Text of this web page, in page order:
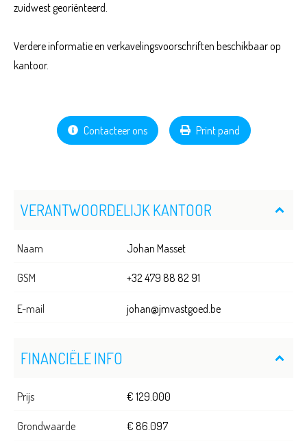
zuidwest georiënteerd.
Verdere informatie en verkavelingsvoorschriften beschikbaar op
kantoor.
Contacteer ons Print pand
VERANTWOORDELIJK KANTOOR
Naam Johan Masset
GSM +32 479 88 82 91
E-mail johan@jmvastgoed.be
FINANCIËLE INFO
Prijs € 129.000
Grondwaarde € 86.097